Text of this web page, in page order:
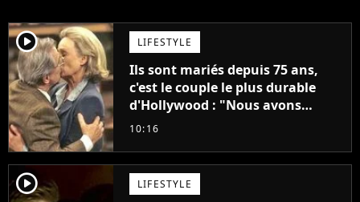
player2 LIFESTYLE
Ils sont mariés depuis 75 ans,
c'est le couple le plus durable
d'Hollywood : "Nous avons
avancé jour après jour, et les
décennies"
10:16
player2 LIFESTYLE